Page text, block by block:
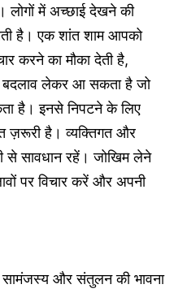
लोगों में अच्छाई देखने की
है। एक शांत शाम आपको
करने का मौका देती है,
बदलाव लेकर आ सकता है जो
है। इनसे निपटने के लिए
ज़रूरी है। व्यक्तिगत और
से सावधान रहें। जोखिम लेने
पर विचार करें और अपनी
और संतुलन की भावना